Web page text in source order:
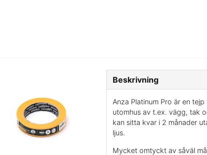
Beskrivning
Anza Platinum Pro är en
utomhus av t.ex. vägg, tak
kan sitta kvar i 2 månader
ljus.
Mycket omtyckt av såväl